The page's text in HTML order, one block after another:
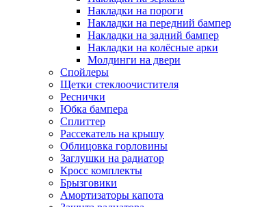
Накладки на пороги
Накладки на передний бампер
Накладки на задний бампер
Накладки на колёсные арки
Молдинги на двери
Спойлеры
Щетки стеклоочистителя
Реснички
Юбка бампера
Сплиттер
Рассекатель на крышу
Облицовка горловины
Заглушки на радиатор
Кросс комплекты
Брызговики
Амортизаторы капота